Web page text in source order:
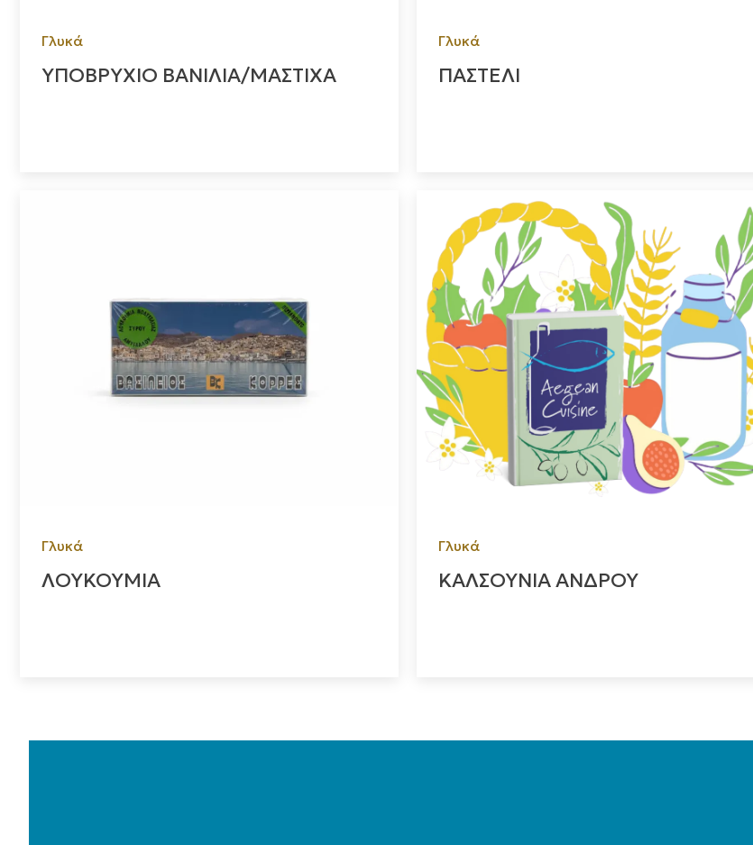
Γλυκά
ΥΠΟΒΡΥΧΙΟ ΒΑΝΙΛΙΑ/ΜΑΣΤΙΧΑ
Γλυκά
ΠΑΣΤΕΛΙ
Γλυκά
ΛΟΥΚΟΥΜΙΑ
Γλυκά
ΚΑΛΣΟΥΝΙΑ ΑΝΔΡΟΥ